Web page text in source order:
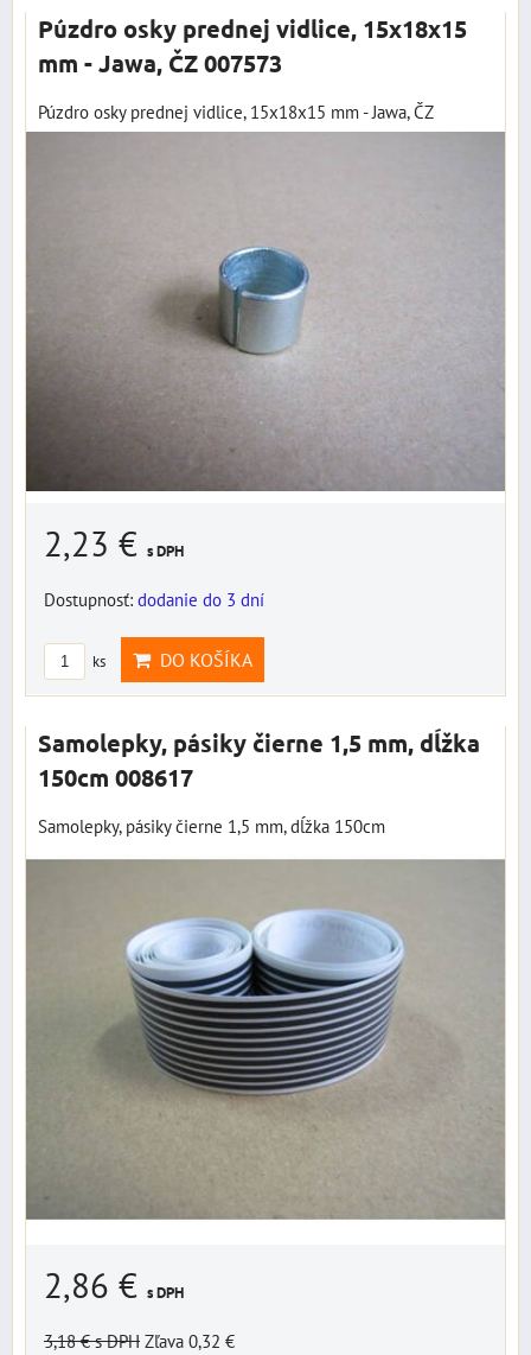
Púzdro osky prednej vidlice, 15x18x15
mm - Jawa, ČZ 007573
Púzdro osky prednej vidlice, 15x18x15 mm - Jawa, ČZ
2,23 € s DPH
Dostupnosť: dodanie do 3 dní
ks DO KOŠÍKA
Samolepky, pásiky čierne 1,5 mm, dĺžka
150cm 008617
Samolepky, pásiky čierne 1,5 mm, dĺžka 150cm
2,86 € s DPH
3,18 €s DPH Zľava 0,32 €